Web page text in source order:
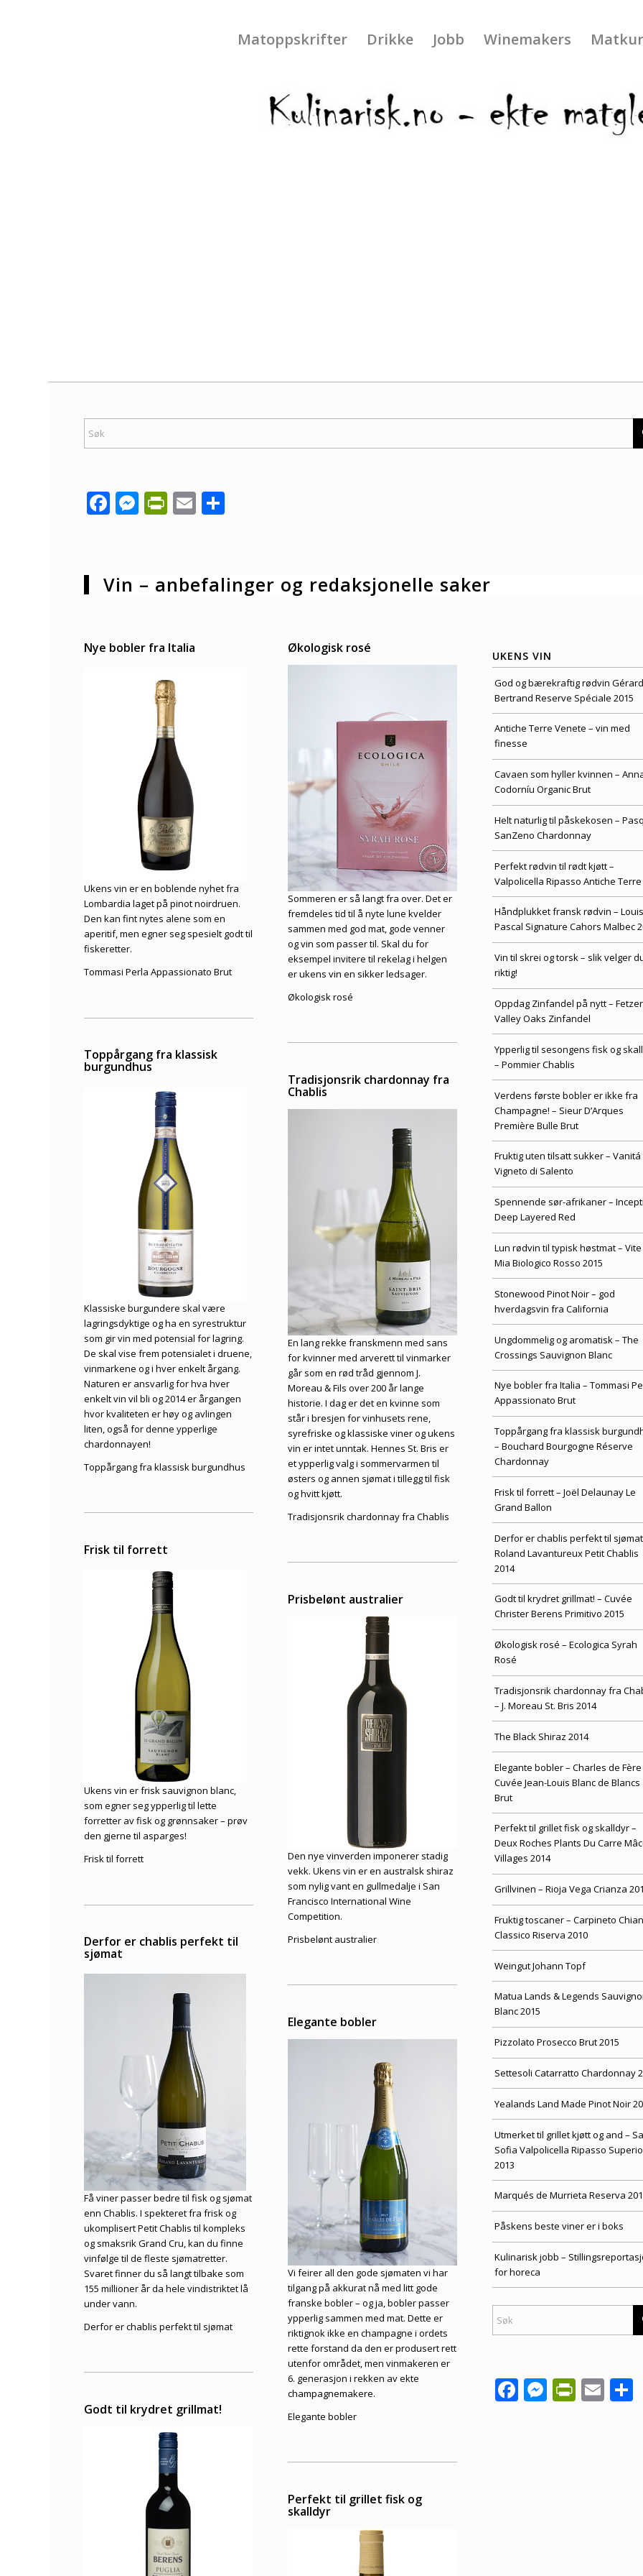
Matoppskrifter Drikke Jobb Winemakers
Facebook
Messenger
PrintFriendly
Email
Vin – anbefalinger og redaksjonelle saker
Nye bobler fra Italia
Ukens vin er en boblende nyhet fra
Lombardia laget på pinot noirdruen.
Den kan fint nytes alene som en
aperitif, men egner seg spesielt godt til
fiskeretter.
Tommasi Perla Appassionato Brut
Toppårgang fra klassisk
burgundhus
Klassiske burgundere skal være
lagringsdyktige og ha en syrestruktur
som gir vin med potensial for lagring.
De skal vise frem potensialet i druene,
vinmarkene og i hver enkelt årgang.
Naturen er ansvarlig for hva hver
enkelt vin vil bli og 2014 er årgangen
hvor kvaliteten er høy og avlingen
liten, også for denne ypperlige
chardonnayen!
Toppårgang fra klassisk burgundhus
Frisk til forrett
Ukens vin er frisk sauvignon blanc,
som egner seg ypperlig til lette
forretter av fisk og grønnsaker – prøv
den gjerne til asparges!
Frisk til forrett
Derfor er chablis perfekt til
sjømat
Få viner passer bedre til fisk og sjømat
enn Chablis. I spekteret fra frisk og
ukomplisert Petit Chablis til kompleks
og smaksrik Grand Cru, kan du finne
vinfølge til de fleste sjømatretter.
Svaret finner du så langt tilbake som
155 millioner år da hele vindistriktet lå
under vann.
Derfor er chablis perfekt til sjømat
Godt til krydret grillmat!
Økologisk rosé
Sommeren er så langt fra over. Det er
fremdeles tid til å nyte lune kvelder
sammen med god mat, gode venner
og vin som passer til. Skal du for
eksempel invitere til rekelag i helgen
er ukens vin en sikker ledsager.
Økologisk rosé
Tradisjonsrik chardonnay fra
Chablis
En lang rekke franskmenn med sans
for kvinner med arverett til vinmarker
går som en rød tråd gjennom J.
Moreau & Fils over 200 år lange
historie. I dag er det en kvinne som
står i bresjen for vinhusets rene,
syrefriske og klassiske viner og ukens
vin er intet unntak. Hennes St. Bris er
et ypperlig valg i sommervarmen til
østers og annen sjømat i tillegg til fisk
og hvitt kjøtt.
Tradisjonsrik chardonnay fra Chablis
Prisbelønt australier
Den nye vinverden imponerer stadig
vekk. Ukens vin er en australsk shiraz
som nylig vant en gullmedalje i San
Francisco International Wine
Competition.
Prisbelønt australier
Elegante bobler
Vi feirer all den gode sjømaten vi har
tilgang på akkurat nå med litt gode
franske bobler – og ja, bobler passer
ypperlig sammen med mat. Dette er
riktignok ikke en champagne i ordets
rette forstand da den er produsert rett
utenfor området, men vinmakeren er
6. generasjon i rekken av ekte
champagnemakere.
Elegante bobler
Perfekt til grillet fisk og
skalldyr
UKENS VIN
God og bærekraftig rødvin Gérard
Bertrand Reserve Spéciale 2015
Antiche Terre Venete – vin med
finesse
Cavaen som hyller kvinnen –
Codorníu Organic Brut
Helt naturlig til påskekosen –
SanZeno Chardonnay
Perfekt rødvin til rødt kjøtt –
Valpolicella Ripasso Antiche Terre
Håndplukket fransk rødvin – Louis
Pascal Signature Cahors Malbec
Vin til skrei og torsk – slik velger
riktig!
Oppdag Zinfandel på nytt – Fetzer
Valley Oaks Zinfandel
Ypperlig til sesongens fisk og
– Pommier Chablis
Verdens første bobler er ikke fra
Champagne! – Sieur D’Arques
Première Bulle Brut
Fruktig uten tilsatt sukker – Vanitá
Vigneto di Salento
Spennende sør-afrikaner –
Deep Layered Red
Lun rødvin til typisk høstmat – Vite
Mia Biologico Rosso 2015
Stonewood Pinot Noir – god
hverdagsvin fra California
Ungdommelig og aromatisk – The
Crossings Sauvignon Blanc
Nye bobler fra Italia – Tommasi
Appassionato Brut
Toppårgang fra klassisk
– Bouchard Bourgogne Réserve
Chardonnay
Frisk til forrett – Joël Delaunay Le
Grand Ballon
Derfor er chablis perfekt til
Roland Lavantureux Petit Chablis
2014
Godt til krydret grillmat! – Cuvée
Christer Berens Primitivo 2015
Økologisk rosé – Ecologica Syrah
Rosé
Tradisjonsrik chardonnay fra
– J. Moreau St. Bris 2014
The Black Shiraz 2014
Elegante bobler – Charles de Fère
Cuvée Jean-Louis Blanc de Blancs
Brut
Perfekt til grillet fisk og skalldyr –
Deux Roches Plants Du Carre
Villages 2014
Grillvinen – Rioja Vega Crianza
Fruktig toscaner – Carpineto
Classico Riserva 2010
Weingut Johann Topf
Matua Lands & Legends
Blanc 2015
Pizzolato Prosecco Brut 2015
Settesoli Catarratto Chardonnay
Yealands Land Made Pinot Noir
Utmerket til grillet kjøtt og and –
Sofia Valpolicella Ripasso
2013
Marqués de Murrieta Reserva
Påskens beste viner er i boks
Kulinarisk jobb –
for horeca
Facebook